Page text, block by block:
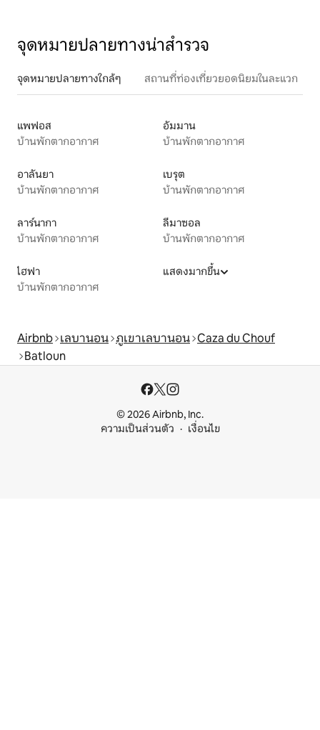
จุดหมายปลายทางน่าสำรวจ
จุดหมายปลายทางใกล้ๆ สถานที่ท่องเที่ยวยอดนิยมในละแวก
แพฟอส
บ้านพักตากอากาศ
อัมมาน
บ้านพักตากอากาศ
อาลันยา
บ้านพักตากอากาศ
เบรุต
บ้านพักตากอากาศ
ลาร์นากา
บ้านพักตากอากาศ
ลีมาซอล
บ้านพักตากอากาศ
ไฮฟา
บ้านพักตากอากาศ
แสดงมากขึ้น
Airbnb เลบานอน ภูเขาเลบานอน Caza du Chouf
Batloun
© 2026 Airbnb, Inc.
ความเป็นส่วนตัว
เงื่อนไข